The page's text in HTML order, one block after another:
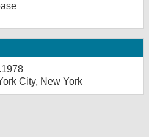
City, New York